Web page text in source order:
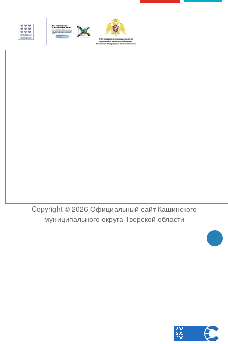
Copyright © 2026 Официальный сайт Кашинского
муниципального округа Тверской области